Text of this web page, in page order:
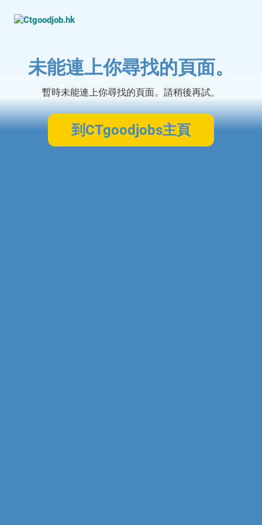
未能連上你尋找的頁面。
暫時未能連上你尋找的頁面。請稍後再試。
到CTgoodjobs主頁